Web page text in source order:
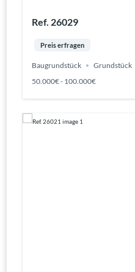
Ref. 26029
Preis erfragen
Baugrundstück Grundstück
50.000€ - 100.000€